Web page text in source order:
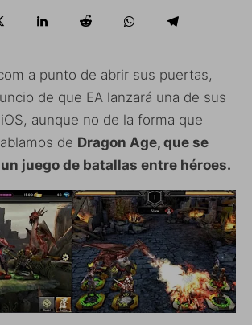
a punto de abrir sus puertas,
de que EA lanzará una de sus
aunque no de la forma que
de Dragon Age, que se
juego de batallas entre héroes.